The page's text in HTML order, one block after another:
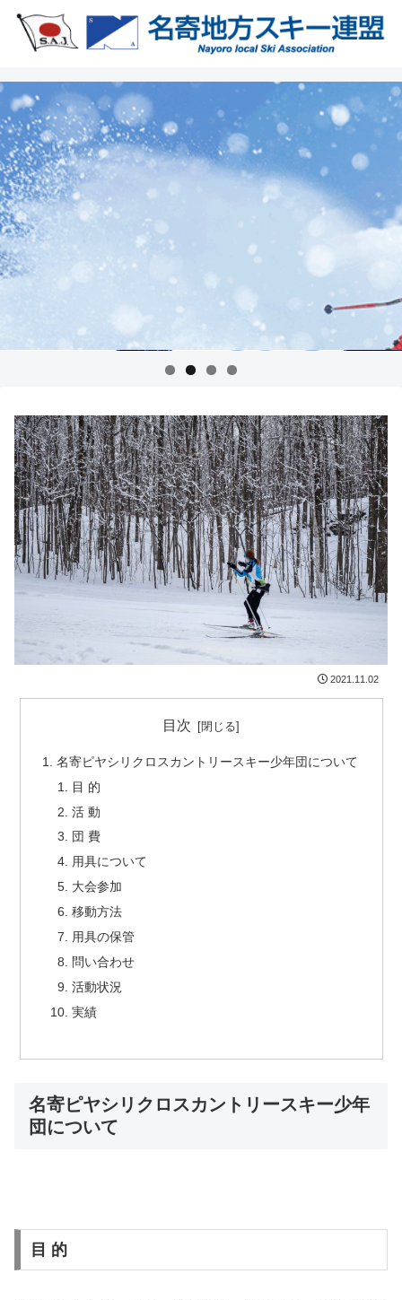
2021.11.02
目次
名寄ピヤシリクロスカントリースキー少年団について
目 的
活 動
団 費
用具について
大会参加
移動方法
用具の保管
問い合わせ
活動状況
実績
名寄ピヤシリクロスカントリースキー少年
団について
目 的